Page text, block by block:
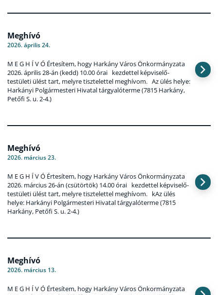
Meghívó
2026. április 24.
M E G H Í V Ó Értesítem, hogy Harkány Város Önkormányzata
2026. április 28-án (kedd) 10.00 órai kezdettel képviselő-
testületi ülést tart, melyre tisztelettel meghívom. Az ülés helye:
Harkányi Polgármesteri Hivatal tárgyalóterme (7815 Harkány,
Petőfi S. u. 2-4.)
Meghívó
2026. március 23.
M E G H Í V Ó Értesítem, hogy Harkány Város Önkormányzata
2026. március 26-án (csütörtök) 14.00 órai kezdettel képviselő-
testületi ülést tart, melyre tisztelettel meghívom. kAz ülés
helye: Harkányi Polgármesteri Hivatal tárgyalóterme (7815
Harkány, Petőfi S. u. 2-4.)
Meghívó
2026. március 13.
M E G H Í V Ó Értesítem, hogy Harkány Város Önkormányzata